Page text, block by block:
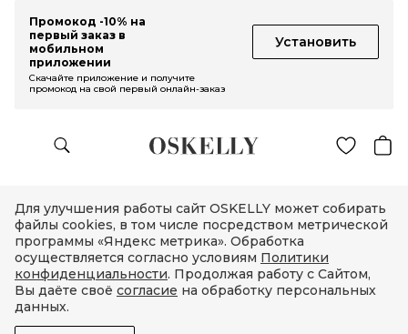
Промокод -10% на
первый заказ в
мобильном
приложении
Установить
Скачайте приложение и получите
промокод на свой первый онлайн-заказ
Для улучшения работы сайт OSKELLY может собирать
файлы cookies, в том числе посредством метрической
программы «Яндекс метрика». Обработка
осуществляется согласно условиям Политики
конфиденциальности. Продолжая работу с Сайтом,
Вы даёте своё согласие на обработку персональных
данных.